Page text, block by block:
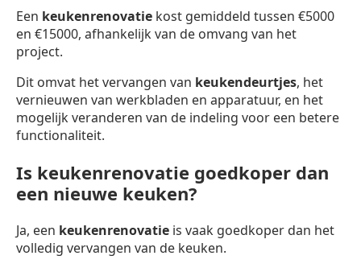
Een keukenrenovatie kost gemiddeld tussen €5000
en €15000, afhankelijk van de omvang van het
project.
Dit omvat het vervangen van keukendeurtjes, het
vernieuwen van werkbladen en apparatuur, en het
mogelijk veranderen van de indeling voor een betere
functionaliteit.
Is keukenrenovatie goedkoper dan
een nieuwe keuken?
Ja, een keukenrenovatie is vaak goedkoper dan het
volledig vervangen van de keuken.